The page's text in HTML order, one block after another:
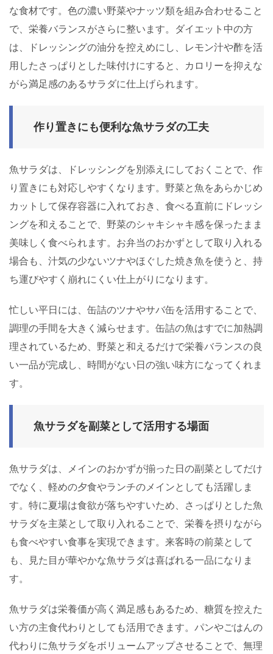
な食材です。色の濃い野菜やナッツ類を組み合わせること
で、栄養バランスがさらに整います。ダイエット中の方
は、ドレッシングの油分を控えめにし、レモン汁や酢を活
用したさっぱりとした味付けにすると、カロリーを抑えな
がら満足感のあるサラダに仕上げられます。
作り置きにも便利な魚サラダの工夫
魚サラダは、ドレッシングを別添えにしておくことで、作
り置きにも対応しやすくなります。野菜と魚をあらかじめ
カットして保存容器に入れておき、食べる直前にドレッシ
ングを和えることで、野菜のシャキシャキ感を保ったまま
美味しく食べられます。お弁当のおかずとして取り入れる
場合も、汁気の少ないツナやほぐした焼き魚を使うと、持
ち運びやすく崩れにくい仕上がりになります。
忙しい平日には、缶詰のツナやサバ缶を活用することで、
調理の手間を大きく減らせます。缶詰の魚はすでに加熱調
理されているため、野菜と和えるだけで栄養バランスの良
い一品が完成し、時間がない日の強い味方になってくれま
す。
魚サラダを副菜として活用する場面
魚サラダは、メインのおかずが揃った日の副菜としてだけ
でなく、軽めの夕食やランチのメインとしても活躍しま
す。特に夏場は食欲が落ちやすいため、さっぱりとした魚
サラダを主菜として取り入れることで、栄養を摂りながら
も食べやすい食事を実現できます。来客時の前菜として
も、見た目が華やかな魚サラダは喜ばれる一品になりま
す。
魚サラダは栄養価が高く満足感もあるため、糖質を控えた
い方の主食代わりとしても活用できます。パンやごはんの
代わりに魚サラダをボリュームアップさせることで、無理